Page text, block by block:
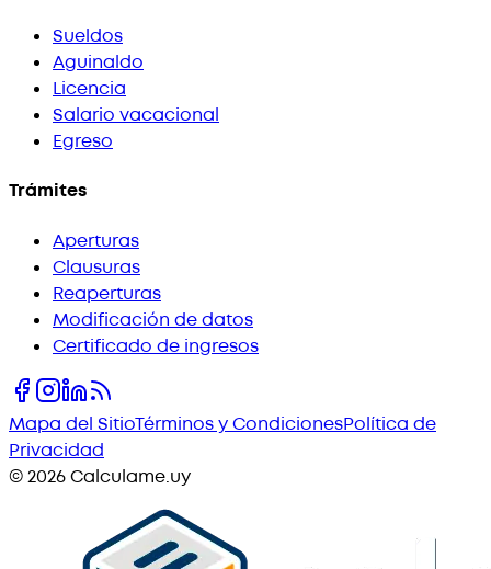
Sueldos
Aguinaldo
Licencia
Salario vacacional
Egreso
Trámites
Aperturas
Clausuras
Reaperturas
Modificación de datos
Certificado de ingresos
Mapa del SitioTérminos y CondicionesPolítica de
Privacidad
©2026Calculame.uy